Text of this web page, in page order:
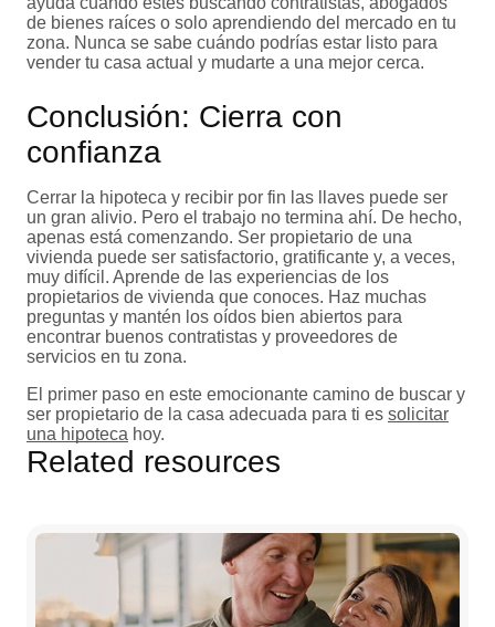
de bienes raíces o solo aprendiendo del mercado en tu
zona. Nunca se sabe cuándo podrías estar listo para
vender tu casa actual y mudarte a una mejor cerca.
Conclusión: Cierra con
confianza
Cerrar la hipoteca y recibir por fin las llaves puede ser
un gran alivio. Pero el trabajo no termina ahí. De hecho,
apenas está comenzando. Ser propietario de una
vivienda puede ser satisfactorio, gratificante y, a veces,
muy difícil. Aprende de las experiencias de los
propietarios de vivienda que conoces. Haz muchas
preguntas y mantén los oídos bien abiertos para
encontrar buenos contratistas y proveedores de
servicios en tu zona.
El primer paso en este emocionante camino de buscar y
ser propietario de la casa adecuada para ti es solicitar
una hipoteca hoy.
Related resources